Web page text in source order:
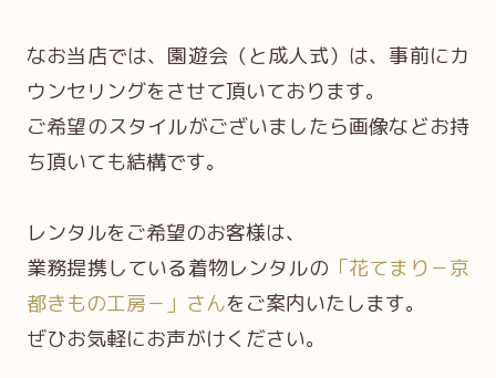
なお当店では、園遊会（と成人式）は、事前にカ
ウンセリングをさせて頂いております。
ご希望のスタイルがございましたら画像などお持
ち頂いても結構です。
レンタルをご希望のお客様は、
業務提携している着物レンタルの 「花てまり－京
都きもの工房－」さんをご案内いたします。
ぜひお気軽にお声がけください。